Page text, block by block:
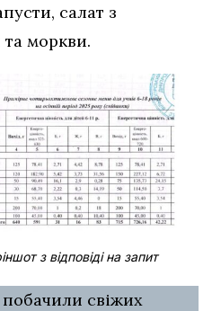
салат з
та моркви.
з відповіді на запит
свіжих